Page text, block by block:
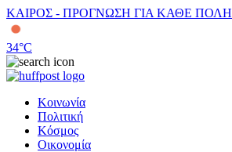
ΚΑΙΡΟΣ - ΠΡΟΓΝΩΣΗ ΓΙΑ ΚΑΘΕ ΠΟΛΗ
34°C
Κοινωνία
Πολιτική
Κόσμος
Οικονομία